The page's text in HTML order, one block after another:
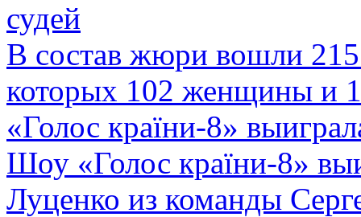
судей
В состав жюри вошли 215
которых 102 женщины и
«Голос країни-8»
Шоу «Голос країни-8»
Луценко из команды